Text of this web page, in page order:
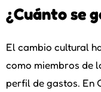
¿Cuánto se
El cambio cultural
como miembros de
perfil de gastos. En